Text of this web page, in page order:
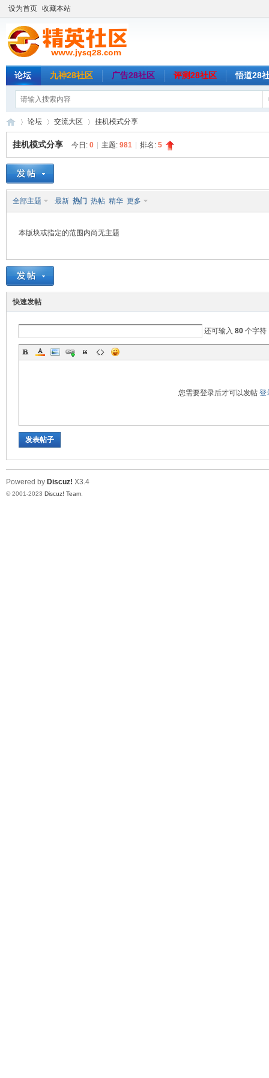
设为首页 收藏本站
论坛 九神28社区 广告28社区 评测28社区 悟道28
英
»
论坛
›
交流大区 挂机模式分享
挂机模式分享 今日: 0 主题: 981 排名: 5
全部主题 最新 热门 热帖 精华 更多
本版块或指定的范围内尚无主题
快速发帖
还可输入 80 个字符
您需要登录后才可以发帖 登
发表帖子
Powered by Discuz! X3.4
© 2001-2023 Discuz! Team